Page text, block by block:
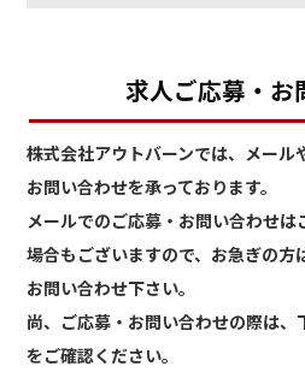
求人ご応募・お
株式会社アウトバーンでは、メール
お問い合わせを承っております。
メールでのご応募・お問い合わせ
場合もございますので、お急ぎの方
お問い合わせ下さい。
尚、ご応募・お問い合わせの際は
をご確認ください。